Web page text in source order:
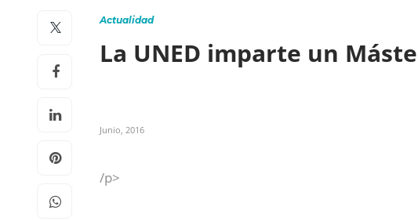
Actualidad
La UNED imparte un
Junio, 2016
/p>